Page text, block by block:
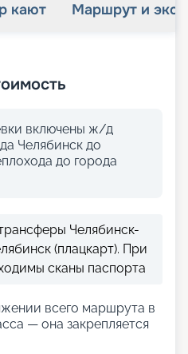
кают Маршрут и
включены ж/д
Челябинск до
до города
Челябинск-
(плацкарт). При
сканы паспорта
всего маршрута в
— она закрепляется